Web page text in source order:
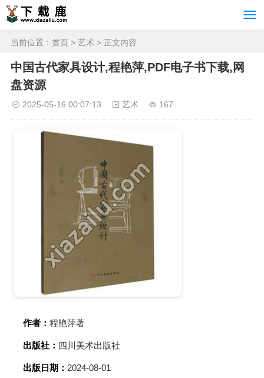
当前位置： 首页 > 艺术 > 正文内容
中国古代家具设计,程艳萍,PDF电子书下载,网
盘资源
2025-05-16 00:07:13 艺术 167
作者： 程艳萍著
出版社： 四川美术出版社
出版日期： 2024-08-01